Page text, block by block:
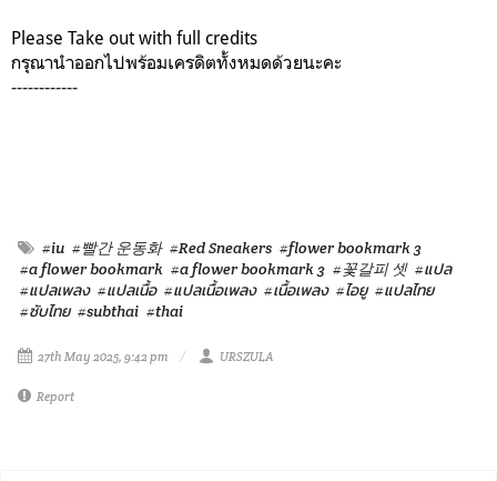
Please Take out with full credits
กรุณานำออกไปพร้อมเครดิตทั้งหมดด้วยนะคะ
------------
#iu #빨간 운동화 #Red Sneakers #flower bookmark 3
#a flower bookmark #a flower bookmark 3 #꽃갈피 셋 #แปล
#แปลเพลง #แปลเนื้อ #แปลเนื้อเพลง #เนื้อเพลง #ไอยู #แปลไทย
#ซับไทย #subthai #thai
27th May 2025, 9:42 pm URSZULA
Report